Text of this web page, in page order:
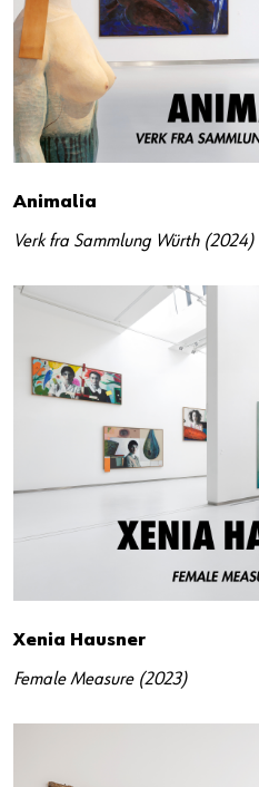
Animalia
Verk fra Sammlung Würth (2024)
Xenia Hausner
Female Measure (2023)